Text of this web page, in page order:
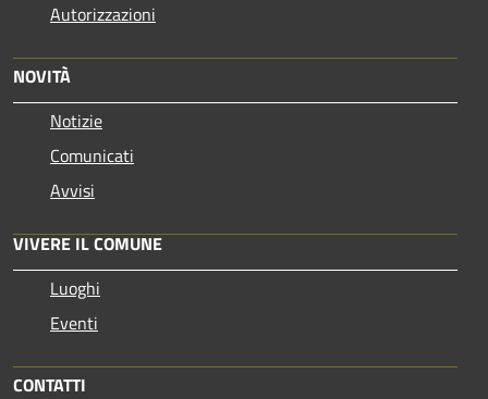
Autorizzazioni
NOVITÀ
Notizie
Comunicati
Avvisi
VIVERE IL COMUNE
Luoghi
Eventi
CONTATTI